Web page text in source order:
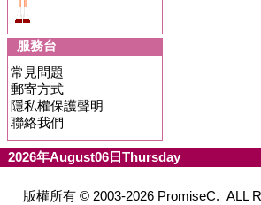
服務台
常見問題
郵寄方式
隱私權保護聲明
聯絡我們
2026年August06日Thursday
版權所有 © 2003-2026 PromiseC.